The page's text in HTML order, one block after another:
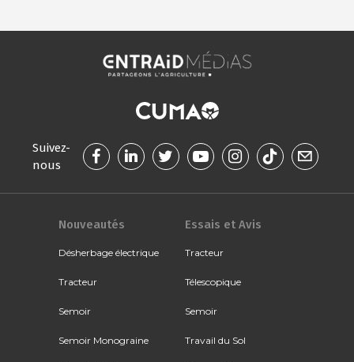
Suivez-
nous
Nouveautés
Désherbage électrique
Tracteur
Semoir
Semoir Monograine
Essais et Avis
Tracteur
Télescopique
Semoir
Travail du Sol